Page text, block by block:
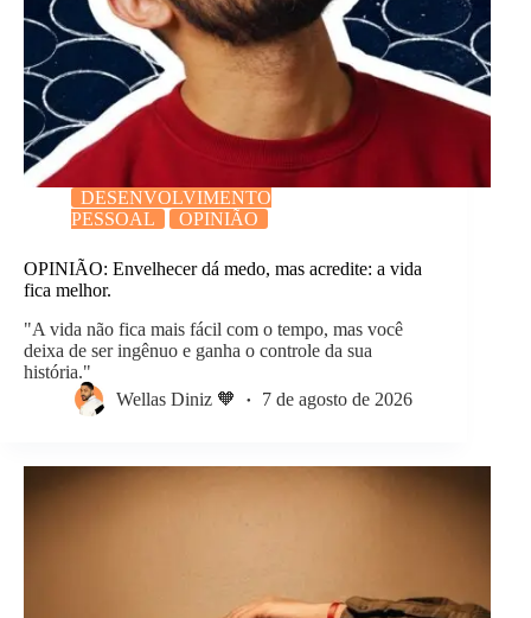
DESENVOLVIMENTO
PESSOAL
OPINIÃO
OPINIÃO: Envelhecer dá medo, mas acredite: a vida
fica melhor.
"A vida não fica mais fácil com o tempo, mas você
deixa de ser ingênuo e ganha o controle da sua
história."
Wellas Diniz 🧡
7 de agosto de 2026